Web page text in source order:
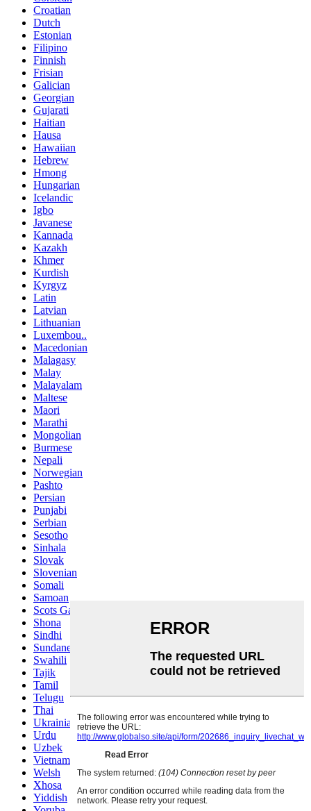
Croatian
Dutch
Estonian
Filipino
Finnish
Frisian
Galician
Georgian
Gujarati
Haitian
Hausa
Hawaiian
Hebrew
Hmong
Hungarian
Icelandic
Igbo
Javanese
Kannada
Kazakh
Khmer
Kurdish
Kyrgyz
Latin
Latvian
Lithuanian
Luxembou..
Macedonian
Malagasy
Malay
Malayalam
Maltese
Maori
Marathi
Mongolian
Burmese
Nepali
Norwegian
Pashto
Persian
Punjabi
Serbian
Sesotho
Sinhala
Slovak
Slovenian
Somali
Samoan
Scots Gaelic
Shona
Sindhi
Sundanese
Swahili
Tajik
Tamil
Telugu
Thai
Ukrainian
Urdu
Uzbek
Vietnamese
Welsh
Xhosa
Yiddish